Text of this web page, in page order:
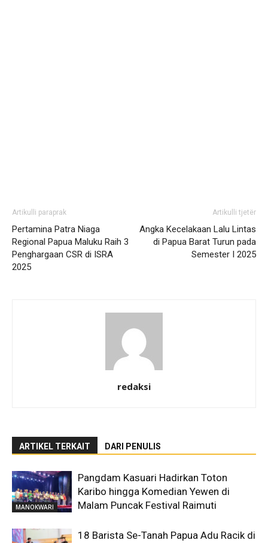
Artikulli paraprak
Pertamina Patra Niaga
Regional Papua Maluku Raih 3
Penghargaan CSR di ISRA
2025
Artikulli tjetër
Angka Kecelakaan Lalu Lintas
di Papua Barat Turun pada
Semester I 2025
redaksi
ARTIKEL TERKAIT DARI PENULIS
MANOKWARI
Pangdam Kasuari Hadirkan Toton
Karibo hingga Komedian Yewen di
Malam Puncak Festival Raimuti
18 Barista Se-Tanah Papua Adu Racik di